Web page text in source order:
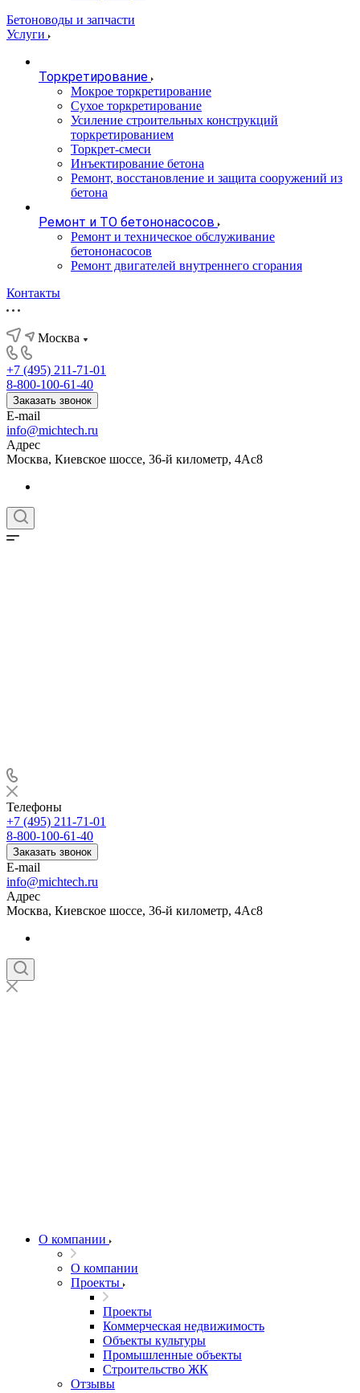
Бетоноводы и запчасти
Услуги
Торкретирование
Мокрое торкретирование
Сухое торкретирование
Усиление строительных конструкций
торкретированием
Торкрет-смеси
Инъектирование бетона
Ремонт, восстановление и защита сооружений из
бетона
Ремонт и ТО бетононасосов
Ремонт и техническое обслуживание
бетононасосов
Ремонт двигателей внутреннего сгорания
Контакты
Москва
+7 (495) 211-71-01
8-800-100-61-40
Заказать звонок
E-mail
info@michtech.ru
Адрес
Москва, Киевское шоссе, 36-й километр, 4Ас8
Телефоны
+7 (495) 211-71-01
8-800-100-61-40
Заказать звонок
E-mail
info@michtech.ru
Адрес
Москва, Киевское шоссе, 36-й километр, 4Ас8
О компании
О компании
Проекты
Проекты
Коммерческая недвижимость
Объекты культуры
Промышленные объекты
Строительство ЖК
Отзывы